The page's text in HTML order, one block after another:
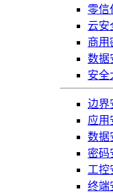
零信
云安
商用
数据
安全
边界
应用
数据
密码
工控
终端